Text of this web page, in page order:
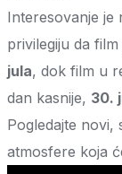
Interesovanje je
privilegiju da
jula, dok film u
dan kasnije, 30.
Pogledajte novi,
atmosfere koja